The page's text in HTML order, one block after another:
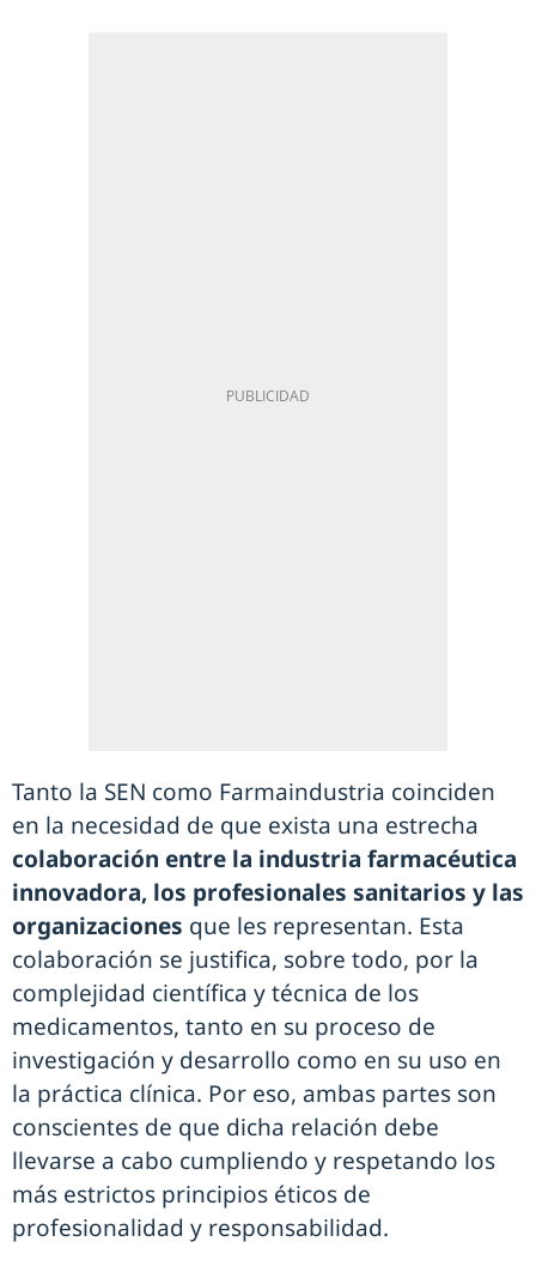
Tanto la SEN como Farmaindustria coinciden
en la necesidad de que exista una estrecha
colaboración entre la industria farmacéutica
innovadora, los profesionales sanitarios y las
organizaciones que les representan. Esta
colaboración se justifica, sobre todo, por la
complejidad científica y técnica de los
medicamentos, tanto en su proceso de
investigación y desarrollo como en su uso en
la práctica clínica. Por eso, ambas partes son
conscientes de que dicha relación debe
llevarse a cabo cumpliendo y respetando los
más estrictos principios éticos de
profesionalidad y responsabilidad.